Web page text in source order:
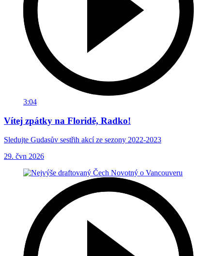
3:04
Vítej zpátky na Floridě, Radko!
Sledujte Gudasův sestřih akcí ze sezony 2022-2023
29. čvn 2026